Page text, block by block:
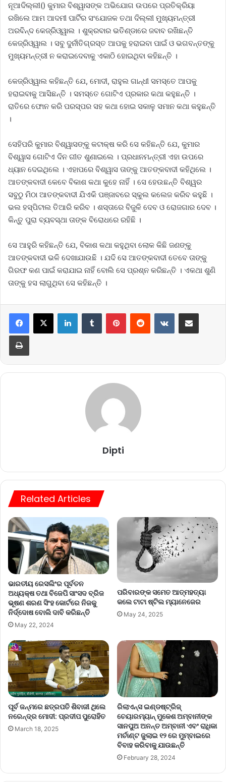
ନୂଆଦିଲ୍ଲୀ() କୁମାର ବିଶ୍ୱାସଙ୍କ ଅଭିଯୋଗ ଉପରେ ପ୍ରତିକ୍ରିୟା
ରଖିଲେ ଆମ ଆଦମୀ ପାର୍ଟିର ସଂଯୋଜକ ତଥା ଦିଲ୍ଲୀ ମୁଖ୍ୟମନ୍ତ୍ରୀ
ଅରବିନ୍ଦ କେଜ୍ରିଓ୍ୱାଲ । ଶୁକ୍ରବାର ଭତିଣ୍ଡାରେ ଜବାବ ରଖିଛନ୍ତି
କେଜ୍ରିଓ୍ୱାଲ । ସବୁ ଦୁର୍ନୀତିଗ୍ରସ୍ତ ଆପକୁ ହରାଇବା ପାଇଁ ଓ ଭଗବନ୍ତଙ୍କୁ
ମୁଖ୍ୟମନ୍ତ୍ରୀ ନ କରାଇଦେବାକୁ ଏକାଠି ହୋଇଥିବା କହିଛନ୍ତି ।
କେଜ୍ରିଓ୍ୱାଲ କହିଛନ୍ତି ଯେ, ମୋଦୀ, ରାହୁଲ ଗାନ୍ଧୀ ସମସ୍ତେ ଆପକୁ
ହରାଇବାକୁ ଆସିଛନ୍ତି । ସମସ୍ତେ ଗୋଟିଏ ପ୍ରକାର କଥା କହୁଛନ୍ତି ।
ରାତିରେ ଫୋନ କରି ପରସ୍ପର ସହ କଥା ହୋଇ ସକାଳୁ ସମାନ କଥା କହୁଛନ୍ତି
।
ସେହିପରି କୁମାର ବିଶ୍ୱାସଙ୍କୁ କଟାକ୍ଷ କରି ସେ କହିଛନ୍ତି ଯେ, କୁମାର
ବିଶ୍ୱାସ ଗୋଟିଏ ଦିନ ଗୀତ ଶୁଣାଇଲେ । ପ୍ରଧାନମନ୍ତ୍ରୀ ଏହା ଉପରେ
ଧ୍ୟାନ ଦେଇଥିଲେ । ଏହାପରେ ବିଶ୍ୱାସ ତାଙ୍କୁ ଆତଙ୍କବାଦୀ କହିଥିଲେ ।
ଆତଙ୍କବାଦୀ କେବେ ବିକାଶ କଥା କୁହେ ନାହିଁ । ସେ ହେଉଛନ୍ତି ବିଶ୍ୱର
ସବୁଠୁ ମିଠା ଆତଙ୍କବାଦୀ ଯିଏକି ପଞ୍ଜାବରେ ସ୍କୁଲ କଲେଜ କରିବ କହୁଛି ।
ଭଲ ହସ୍ପିଟାଲ ତିଆରି କରିବ । ଶସ୍ତାରେ ବିଜୁଳି ଦେବ ଓ ରୋଜଗାର ଦେବ ।
କିନ୍ତୁ ପୁରା ବ୍ୟବସ୍ଥା ତାଙ୍କ ବିରୋଧରେ ରହିଛି ।
ସେ ଆହୁରି କହିଛନ୍ତି ଯେ, ବିକାଶ କଥା କହୁଥିବା ଲୋକ କିଛି ଜଣଙ୍କୁ
ଆତଙ୍କବାଦୀ ଭଳି ଦେଖାଯାଉଛି । ଯଦି ସେ ଆତଙ୍କବାଦୀ ତେବେ ତାଙ୍କୁ
ଗିରଫ କଣ ପାଇଁ କରାଯାଇ ନାହିଁ ବୋଲି ସେ ପ୍ରଶ୍ନ କରିଛନ୍ତି । ଏକଥା ଶୁଣି
ତାଙ୍କୁ ହସ ଲାଗୁଥିବା ସେ କହିଛନ୍ତି ।
Dipti
Related Articles
ଭାରତୀୟ ରେସଲିଂର ପୂର୍ବତନ
ଅଧ୍ୟକ୍ଷ ତଥା ବିଜେପି ସାଂସଦ ବ୍ରିଜ
ଭୂଷଣ ଶରଣ ସିଂହ କୋର୍ଟରେ ନିଜକୁ
ନିର୍ଦ୍ଦୋଷ ବୋଲି ଦାବି କରିଛନ୍ତି
May 22, 2024
ପରିବାରଙ୍କ ସମେତ ଆତ୍ମହତ୍ୟା
କଲେ ଟାଟା ଷ୍ଟିଲ ମ୍ୟାନେଜେର
May 24, 2025
ପୂର୍ବ ଜନ୍ମରେ ଛତ୍ରପତି ଶିବାଜୀ ଥିଲେ
ନରେନ୍ଦ୍ର ମୋଦୀ: ପ୍ରଦୀପ ପୁରୋହିତ
March 18, 2025
ରିଲାଏନ୍ସ ଇଣ୍ଡଷ୍ଟ୍ରିଜ୍
ଚେୟାରମ୍ୟାନ୍ ମୁକେଶ ଅମ୍ବାନୀଙ୍କ
ସାନପୁଅ ଅନନ୍ତ ଅମ୍ବାନୀ ଏବଂ ରାଧିକା
ମର୍ଚାଣ୍ଟ ଜୁଲାଇ ୧୨ ରେ ମୁମ୍ବାଇରେ
ବିବାହ କରିବାକୁ ଯାଉଛନ୍ତି
February 28, 2024